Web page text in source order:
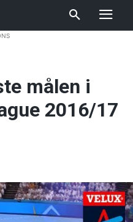
målen i
2016/17